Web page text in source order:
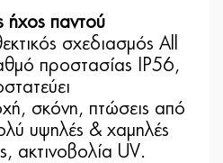
ήχος παντού
σχεδιασμός All
προστασίας IP56,
σκόνη, πτώσεις από
υψηλές & χαμηλές
ακτινοβολία UV.